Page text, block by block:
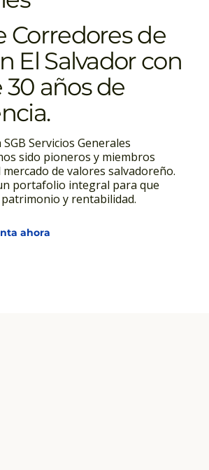
Corredores de
El Salvador con
30 años de
Servicios Generales
sido pioneros y miembros
de valores salvadoreño.
portafolio integral para que
y rentabilidad.
ahora